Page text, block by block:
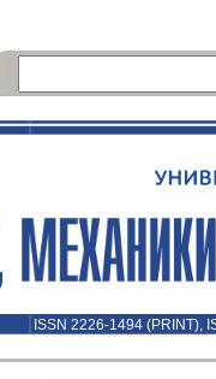
ISSN 2226-1494 (PRINT),